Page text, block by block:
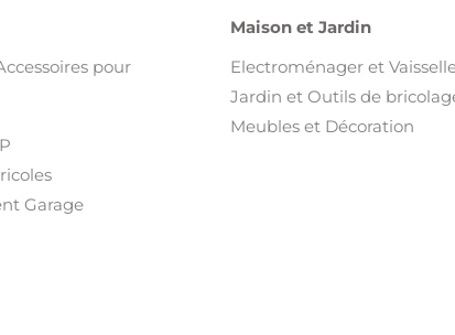
pour
Garage
Maison et Jardin
Electroménager et
Jardin et Outils de
Meubles et Décoration